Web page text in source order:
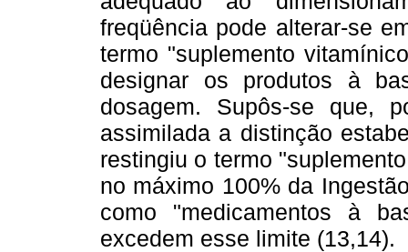
freqüência pode alterar-se
termo "suplemento
designar os produtos à
dosagem. Supôs-se que,
assimilada a distinção
restingiu o termo
no máximo 100% da
como "medicamentos à
excedem esse limite (13,14).